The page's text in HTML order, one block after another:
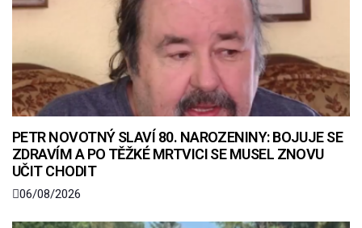
PETR NOVOTNÝ SLAVÍ 80. NAROZENINY: BOJUJE SE
ZDRAVÍM A PO TĚŽKÉ MRTVICI SE MUSEL ZNOVU
UČIT CHODIT
06/08/2026